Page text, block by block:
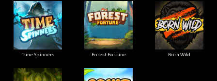
Time Spinners Forest Fortune Born Wild